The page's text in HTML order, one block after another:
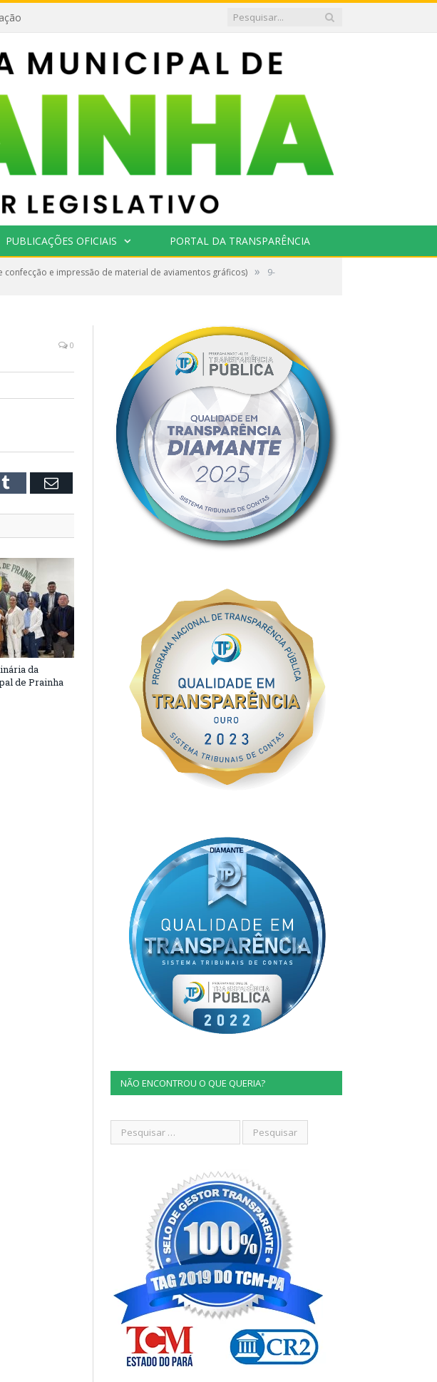
PUBLICAÇÕES OFICIAIS PORTAL DA TRANSPARÊNCIA
confecção e impressão de material de aviamentos gráficos) » 9-
0
Tumblr Email
da
de Prainha
NÃO ENCONTROU O QUE QUERIA?